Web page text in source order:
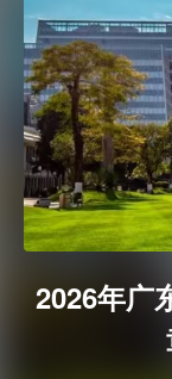
2026年广